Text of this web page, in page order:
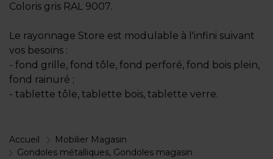
Coloris gris RAL 9007.
Le rayonnage Store est modulable à l'infini suivant
vos besoins :
- fond grille, fond tôle, fond perforé, fond bois plein,
fond rainuré ;
- tablette tôle, tablette bois, tablette verre.
Accueil
Mobilier Magasin
Gondoles métalliques, Gondoles magasin